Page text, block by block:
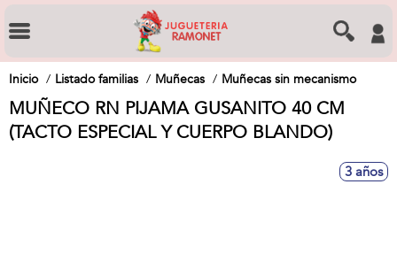
Inicio Listado familias Muñecas Muñecas sin mecanismo
MUÑECO RN PIJAMA GUSANITO 40 CM
(TACTO ESPECIAL Y CUERPO BLANDO)
3 años